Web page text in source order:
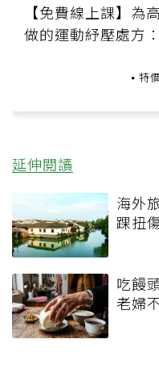
【免費線上課】為
做的運動紓壓處方
特
延伸閱讀
海外
踝扭
吃饅
老婦